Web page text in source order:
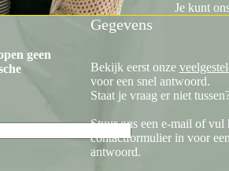
Je kunt
geen
Gegevens
Bekijk eerst onze
voor een snel antwoord.
Staat je vraag er niet
Stuur ons een e-mail of vul
contactformulier in voor
antwoord.